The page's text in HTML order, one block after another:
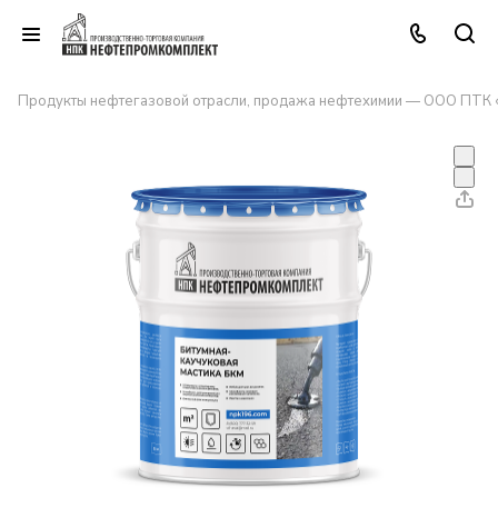
Продукты нефтегазовой отрасли, продажа нефтехимии — ООО ПТК